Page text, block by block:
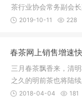
茶行业协会常务副会
同比增
2019-10-11 228
春茶网上销售增速快
三月春茶飘香来，清
之久的明前茶也将陆
主力消
2018-04-04 181